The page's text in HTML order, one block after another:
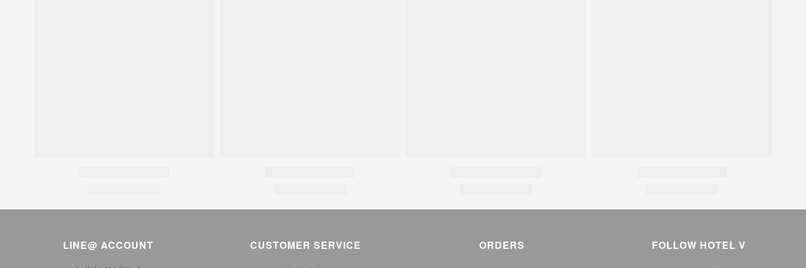
LINE@ ACCOUNT
CUSTOMER SERVICE
ORDERS FOLLOW HOTEL V